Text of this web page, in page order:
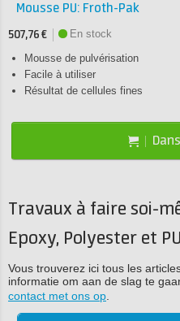
Mousse PU: Froth-Pak
507,76 €
En stock
Mousse de pulvérisation
Facile à utiliser
Résultat de cellules fines
Travaux à faire soi-
Epoxy, Polyester et
Vous trouverez ici tous les
informatie om aan de slag te
contact met ons op.